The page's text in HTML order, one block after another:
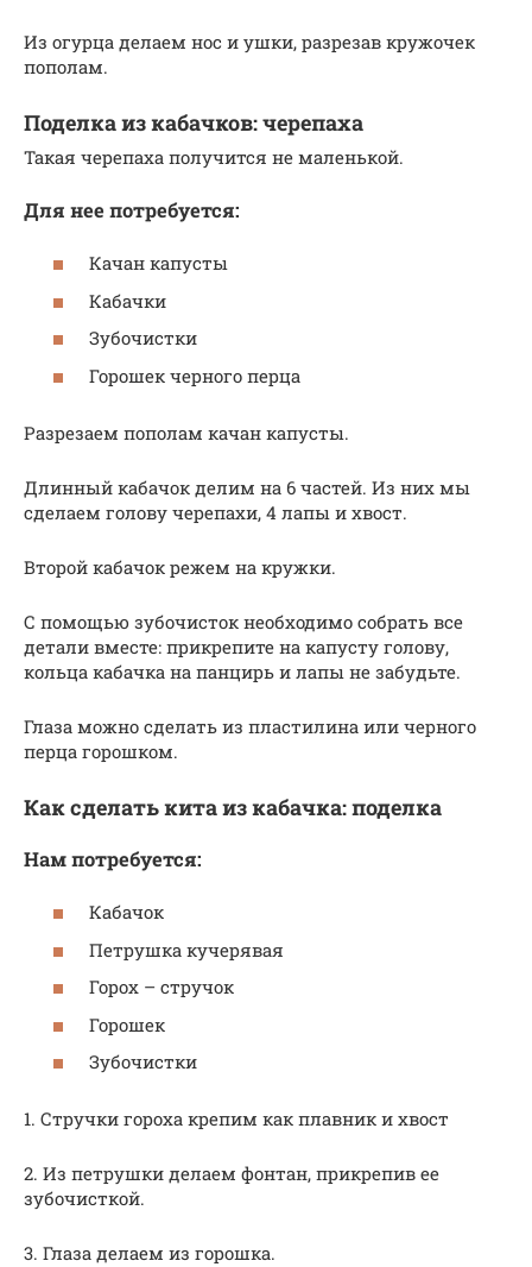
Из огурца делаем нос и ушки, разрезав кружочек
пополам.
Поделка из кабачков: черепаха
Такая черепаха получится не маленькой.
Для нее потребуется:
Качан капусты
Кабачки
Зубочистки
Горошек черного перца
Разрезаем пополам качан капусты.
Длинный кабачок делим на 6 частей. Из них мы
сделаем голову черепахи, 4 лапы и хвост.
Второй кабачок режем на кружки.
С помощью зубочисток необходимо собрать все
детали вместе: прикрепите на капусту голову,
кольца кабачка на панцирь и лапы не забудьте.
Глаза можно сделать из пластилина или черного
перца горошком.
Как сделать кита из кабачка: поделка
Нам потребуется:
Кабачок
Петрушка кучерявая
Горох – стручок
Горошек
Зубочистки
1. Стручки гороха крепим как плавник и хвост
2. Из петрушки делаем фонтан, прикрепив ее
зубочисткой.
3. Глаза делаем из горошка.